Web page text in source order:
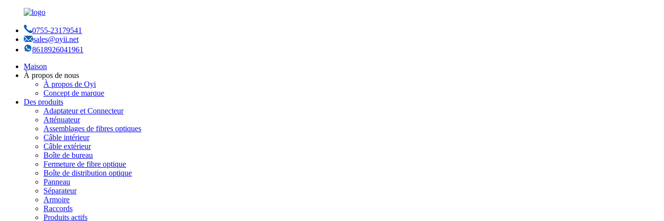
0755-23179541
sales@oyii.net
8618926041961
Maison
À propos de nous
À propos de Oyi
Concept de marque
Des produits
Adaptateur et Connecteur
Atténuateur
Assemblages de fibres optiques
Câble intérieur
Câble extérieur
Boîte de bureau
Fermeture de fibre optique
Boîte de distribution optique
Panneau
Séparateur
Armoire
Raccords
Produits actifs